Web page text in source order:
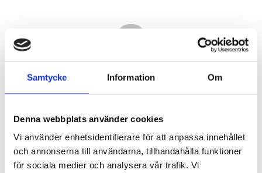
Samtycke Information Om
Denna webbplats använder cookies
Vi använder enhetsidentifierare för att anpassa innehållet
och annonserna till användarna, tillhandahålla funktioner
för sociala medier och analysera vår trafik. Vi